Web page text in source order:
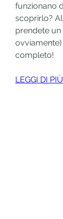
funzionano
scoprirlo?
prendete un
completo!
LEGGI DI PIÙ